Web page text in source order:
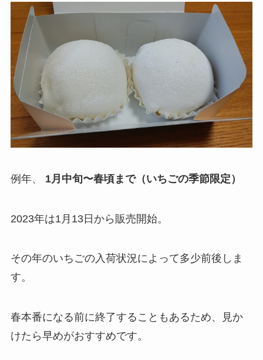
例年、 1月中旬〜春頃まで（いちごの季節限定）
2023年は1月13日から販売開始。
その年のいちごの入荷状況によって多少前後しま
す。
春本番になる前に終了することもあるため、見か
けたら早めがおすすめです。